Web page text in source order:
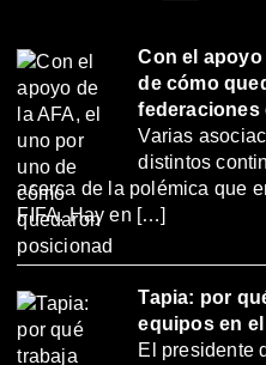
Con el
de cómo
federaciones
Varias
distintos
acerca de la polémica que
FIFA. Hay en […]
Tapia: por
equipos en
El presidente